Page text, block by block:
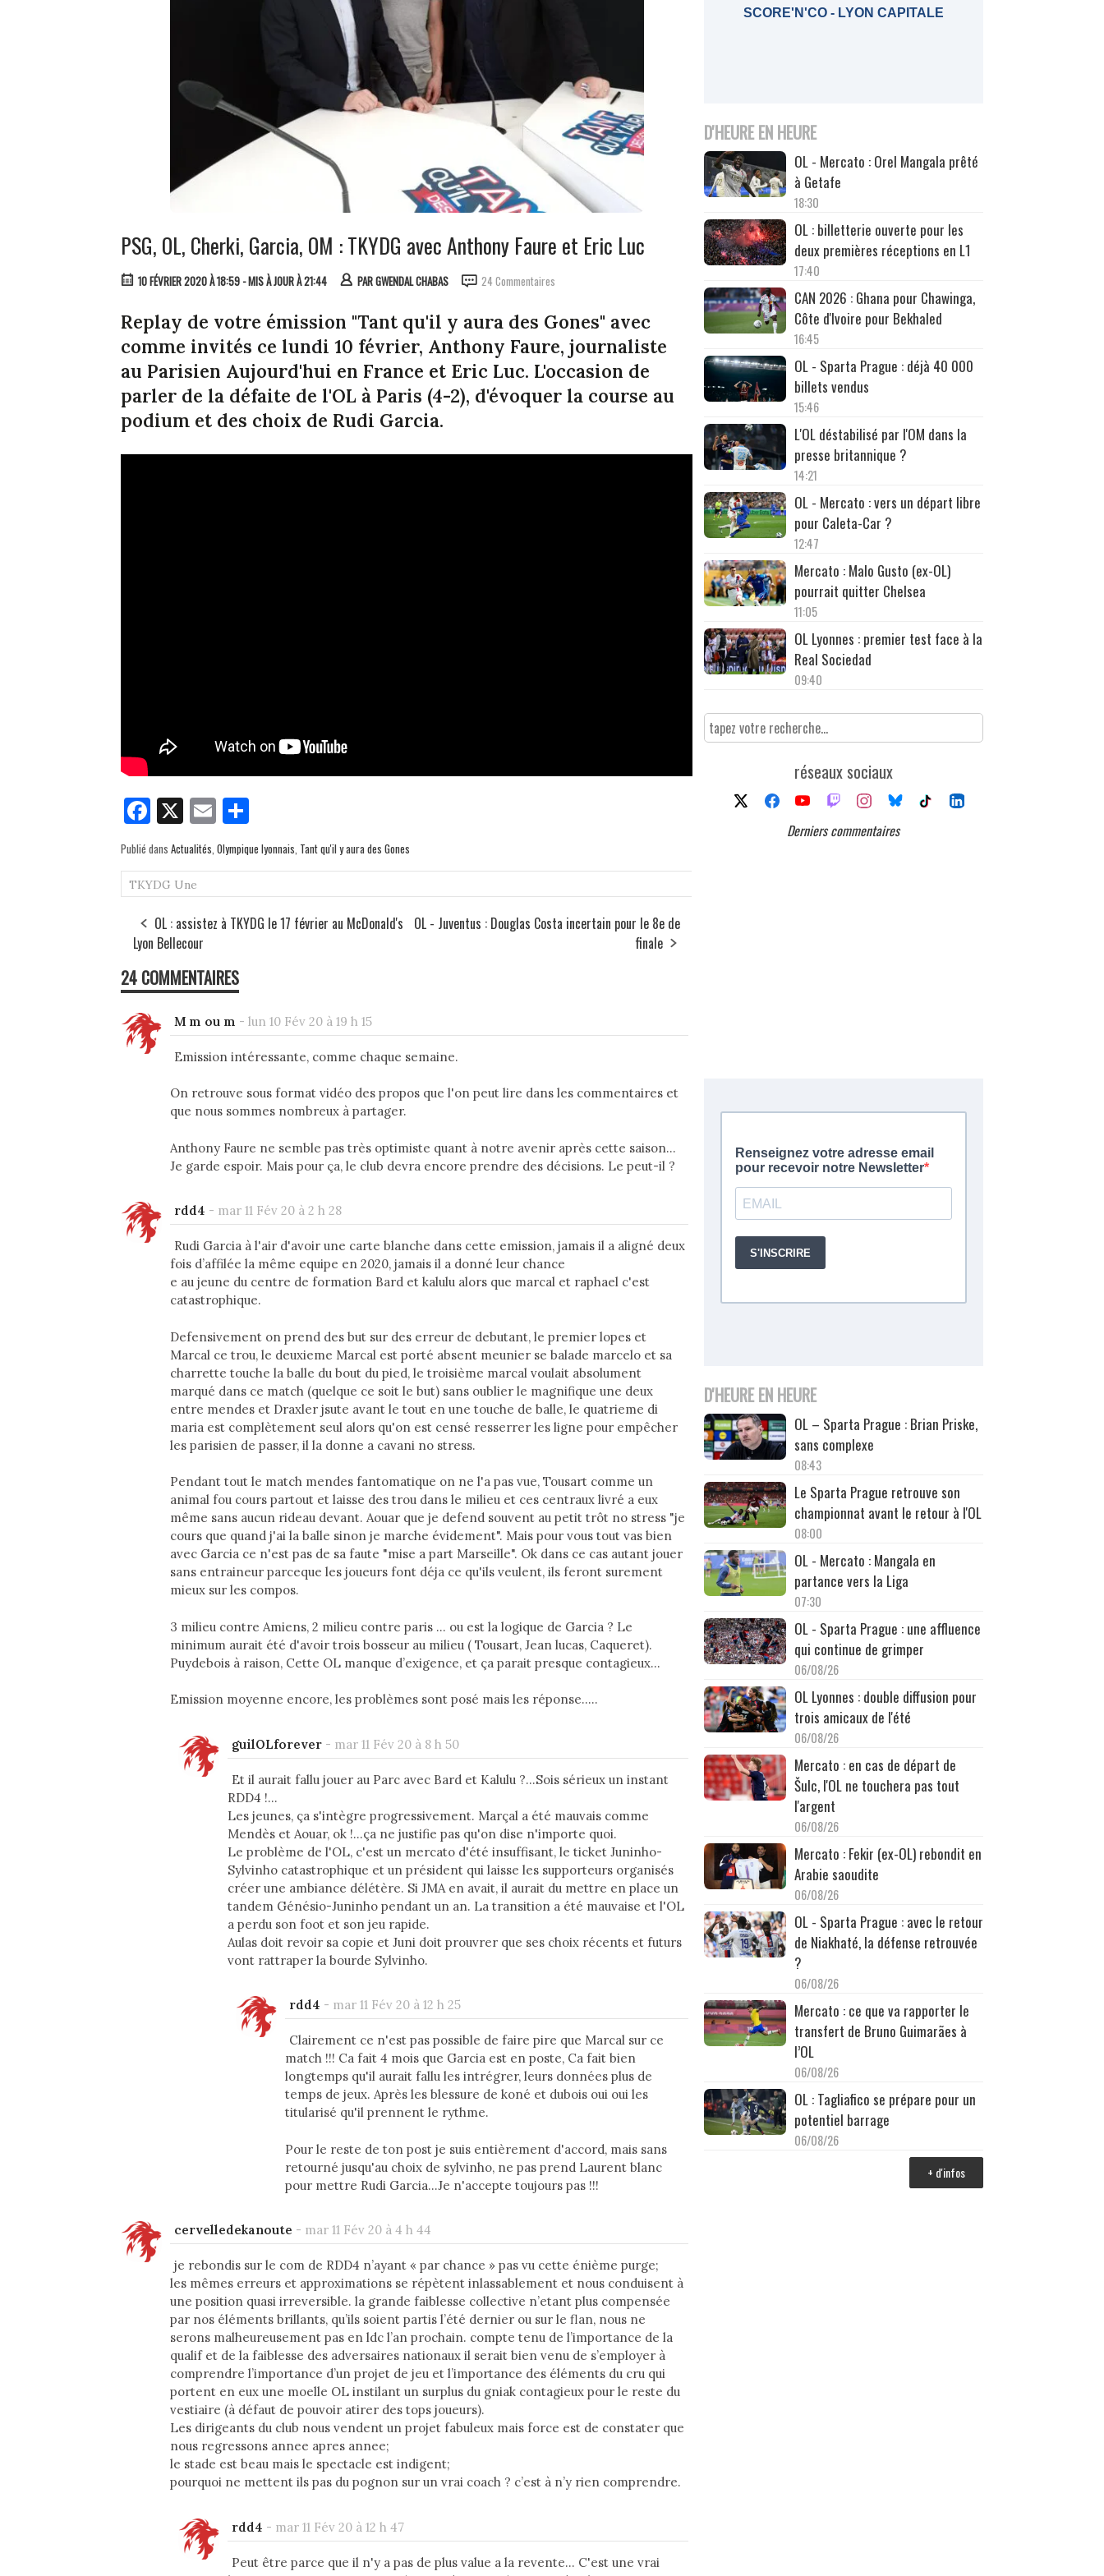
PSG, OL, Cherki, Garcia, OM : TKYDG avec Anthony Faure et Eric Luc
10 FÉVRIER 2020 À 18:59 - MIS À JOUR À 21:44 PARGWENDAL CHABAS 24 Commentaires
Replay de votre émission "Tant qu'il y aura des Gones" avec
comme invités ce lundi 10 février, Anthony Faure, journaliste
au Parisien Aujourd'hui en France et Eric Luc. L'occasion de
parler de la défaite de l'OL à Paris (4-2), d'évoquer la course au
podium et des choix de Rudi Garcia.
Fa
ce
bo
ok
X E
m
ail
rt
ag
er
Publié dans Actualités Olympique lyonnais Tant qu'il y aura des Gones
TKYDG Une
OL : assistez à TKYDG le 17 février au McDonald's
Lyon Bellecour
OL - Juventus : Douglas Costa incertain pour le 8e de
finale
24 COMMENTAIRES
M m ou m - lun 10 Fév 20 à 19 h 15
Emission intéressante, comme chaque semaine.
On retrouve sous format vidéo des propos que l'on peut lire dans les commentaires et
que nous sommes nombreux à partager.
Anthony Faure ne semble pas très optimiste quant à notre avenir après cette saison...
Je garde espoir. Mais pour ça, le club devra encore prendre des décisions. Le peut-il ?
rdd4 - mar 11 Fév 20 à 2 h 28
Rudi Garcia à l'air d'avoir une carte blanche dans cette emission, jamais il a aligné deux
fois d’affilée la même equipe en 2020, jamais il a donné leur chance
e au jeune du centre de formation Bard et kalulu alors que marcal et raphael c'est
catastrophique.
Defensivement on prend des but sur des erreur de debutant, le premier lopes et
Marcal ce trou, le deuxieme Marcal est porté absent meunier se balade marcelo et sa
charrette touche la balle du bout du pied, le troisième marcal voulait absolument
marqué dans ce match (quelque ce soit le but) sans oublier le magnifique une deux
entre mendes et Draxler jsute avant le tout en une touche de balle, le quatrieme di
maria est complètement seul alors qu'on est censé resserrer les ligne pour empêcher
les parisien de passer, il la donne a cavani no stress.
Pendant tout le match mendes fantomatique on ne l'a pas vue, Tousart comme un
animal fou cours partout et laisse des trou dans le milieu et ces centraux livré a eux
même sans aucun rideau devant. Aouar que je defend souvent au petit trôt no stress "je
cours que quand j'ai la balle sinon je marche évidement". Mais pour vous tout vas bien
avec Garcia ce n'est pas de sa faute "mise a part Marseille". Ok dans ce cas autant jouer
sans entraineur parceque les joueurs font déja ce qu'ils veulent, ils feront surement
mieux sur les compos.
3 milieu contre Amiens, 2 milieu contre paris ... ou est la logique de Garcia ? Le
minimum aurait été d'avoir trois bosseur au milieu ( Tousart, Jean lucas, Caqueret).
Puydebois à raison, Cette OL manque d’exigence, et ça parait presque contagieux...
Emission moyenne encore, les problèmes sont posé mais les réponse.....
guilOLforever - mar 11 Fév 20 à 8 h 50
Et il aurait fallu jouer au Parc avec Bard et Kalulu ?...Sois sérieux un instant
RDD4 !...
Les jeunes, ça s'intègre progressivement. Marçal a été mauvais comme
Mendès et Aouar, ok !...ça ne justifie pas qu'on dise n'importe quoi.
Le problème de l'OL, c'est un mercato d'été insuffisant, le ticket Juninho-
Sylvinho catastrophique et un président qui laisse les supporteurs organisés
créer une ambiance délétère. Si JMA en avait, il aurait du mettre en place un
tandem Génésio-Juninho pendant un an. La transition a été mauvaise et l'OL
a perdu son foot et son jeu rapide.
Aulas doit revoir sa copie et Juni doit prouvrer que ses choix récents et futurs
vont rattraper la bourde Sylvinho.
rdd4 - mar 11 Fév 20 à 12 h 25
Clairement ce n'est pas possible de faire pire que Marcal sur ce
match !!! Ca fait 4 mois que Garcia est en poste, Ca fait bien
longtemps qu'il aurait fallu les intrégrer, leurs données plus de
temps de jeux. Après les blessure de koné et dubois oui oui les
titularisé qu'il prennent le rythme.
Pour le reste de ton post je suis entièrement d'accord, mais sans
retourné jusqu'au choix de sylvinho, ne pas prend Laurent blanc
pour mettre Rudi Garcia...Je n'accepte toujours pas !!!
cervelledekanoute - mar 11 Fév 20 à 4 h 44
je rebondis sur le com de RDD4 n’ayant « par chance » pas vu cette énième purge;
les mêmes erreurs et approximations se répètent inlassablement et nous conduisent à
une position quasi irreversible. la grande faiblesse collective n’etant plus compensée
par nos éléments brillants, qu’ils soient partis l’été dernier ou sur le flan, nous ne
serons malheureusement pas en ldc l’an prochain. compte tenu de l’importance de la
qualif et de la faiblesse des adversaires nationaux il serait bien venu de s’employer à
comprendre l’importance d’un projet de jeu et l’importance des éléments du cru qui
portent en eux une moelle OL instilant un surplus du gniak contagieux pour le reste du
vestiaire (à défaut de pouvoir atirer des tops joueurs).
Les dirigeants du club nous vendent un projet fabuleux mais force est de constater que
nous regressons annee apres annee;
le stade est beau mais le spectacle est indigent;
pourquoi ne mettent ils pas du pognon sur un vrai coach ? c’est à n’y rien comprendre.
rdd4 - mar 11 Fév 20 à 12 h 47
Peut être parce que il n'y a pas de plus value a la revente... C'est une vrai
SCORE'N'CO - LYON CAPITALE
D'HEURE EN HEURE
OL - Mercato : Orel Mangala prêté
à Getafe
18:30
OL : billetterie ouverte pour les
deux premières réceptions en L1
17:40
CAN 2026 : Ghana pour Chawinga,
Côte d'Ivoire pour Bekhaled
16:45
OL - Sparta Prague : déjà 40 000
billets vendus
15:46
L'OL déstabilisé par l'OM dans la
presse britannique ?
14:21
OL - Mercato : vers un départ libre
pour Caleta-Car ?
12:47
Mercato : Malo Gusto (ex-OL)
pourrait quitter Chelsea
11:05
OL Lyonnes : premier test face à la
Real Sociedad
09:40
réseaux sociaux
Derniers commentaires
D'HEURE EN HEURE
OL – Sparta Prague : Brian Priske,
sans complexe
08:43
Le Sparta Prague retrouve son
championnat avant le retour à l'OL
08:00
OL - Mercato : Mangala en
partance vers la Liga
07:30
OL - Sparta Prague : une affluence
qui continue de grimper
06/08/26
OL Lyonnes : double diffusion pour
trois amicaux de l'été
06/08/26
Mercato : en cas de départ de
Šulc, l'OL ne touchera pas tout
l'argent
06/08/26
Mercato : Fekir (ex-OL) rebondit en
Arabie saoudite
06/08/26
OL - Sparta Prague : avec le retour
de Niakhaté, la défense retrouvée
?
06/08/26
Mercato : ce que va rapporter le
transfert de Bruno Guimarães à
l’OL
06/08/26
OL : Tagliafico se prépare pour un
potentiel barrage
06/08/26
+ d'infos